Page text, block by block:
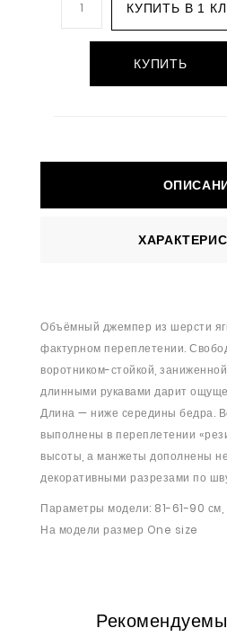
КУПИТЬ В 1
КУПИТЬ
Объёмный джемпер из шерсти
фактурном переплетении.
воротником-стойкой,
длинными рукавами дарит
Длина — ниже середины бедра.
выполнены в переплетении
высоты, а манжеты дополнены
декоративными разрезами по
Параметры модели: 81-61-90 см,
На модели размер One size